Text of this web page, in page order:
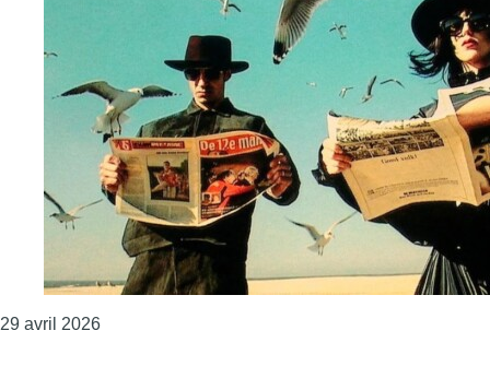
29 avril 2026Consulter l'article "L’hymne des Diables pour la